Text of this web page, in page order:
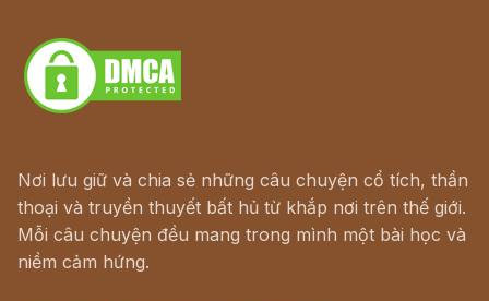
Nơi lưu giữ và chia sẻ những câu chuyện cổ tích, thần
thoại và truyền thuyết bất hủ từ khắp nơi trên thế giới.
Mỗi câu chuyện đều mang trong mình một bài học và
niềm cảm hứng.